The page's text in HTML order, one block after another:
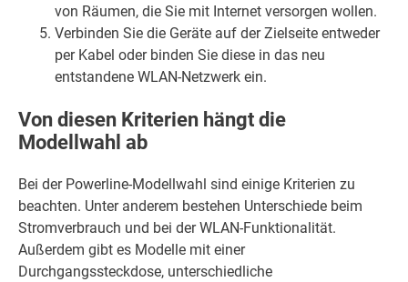
von Räumen, die Sie mit Internet versorgen wollen.
Verbinden Sie die Geräte auf der Zielseite entweder
per Kabel oder binden Sie diese in das neu
entstandene WLAN-Netzwerk ein.
Von diesen Kriterien hängt die
Modellwahl ab
Bei der Powerline-Modellwahl sind einige Kriterien zu
beachten. Unter anderem bestehen Unterschiede beim
Stromverbrauch und bei der WLAN-Funktionalität.
Außerdem gibt es Modelle mit einer
Durchgangssteckdose, unterschiedliche